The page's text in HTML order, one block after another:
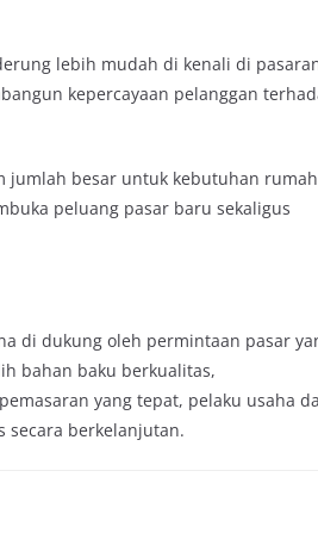
lebih mudah di kenali di
kepercayaan pelanggan
jumlah besar untuk kebutuhan rumah
peluang pasar baru sekaligus
di dukung oleh permintaan pasar
bahan baku berkualitas,
yang tepat, pelaku usaha
secara berkelanjutan.